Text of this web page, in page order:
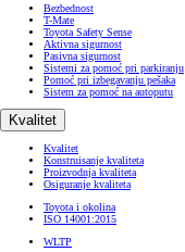
Bezbednost
T-Mate
Toyota Safety Sense
Aktivna sigurnost
Pasivna sigurnost
Sistemi za pomoć pri parkiranju
Pomoć pri izbegavanju pešaka
Sistem za pomoć na autoputu
Kvalitet
Kvalitet
Konstruisanje kvaliteta
Proizvodnja kvaliteta
Osiguranje kvaliteta
Toyota i okolina
ISO 14001:2015
WLTP